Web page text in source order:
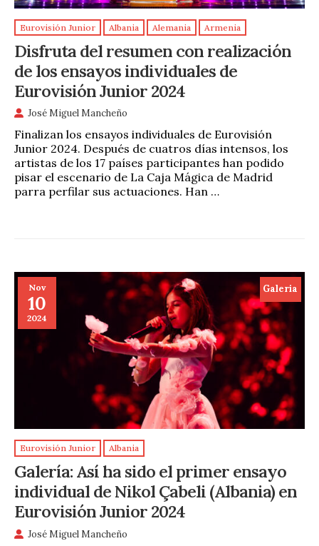
Eurovisión Junior Albania Alemania Armenia
Disfruta del resumen con realización
de los ensayos individuales de
Eurovisión Junior 2024
José Miguel Mancheño
Finalizan los ensayos individuales de Eurovisión
Junior 2024. Después de cuatros días intensos, los
artistas de los 17 países participantes han podido
pisar el escenario de La Caja Mágica de Madrid
parra perfilar sus actuaciones. Han …
Nov
10
2024
Galeria
Eurovisión Junior Albania
Galería: Así ha sido el primer ensayo
individual de Nikol Çabeli (Albania) en
Eurovisión Junior 2024
José Miguel Mancheño